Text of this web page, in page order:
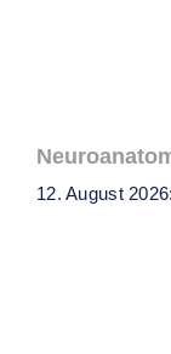
12. August